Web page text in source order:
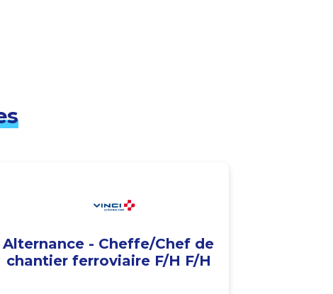
Alternance - Cheffe/Chef de
chantier ferroviaire F/H F/H